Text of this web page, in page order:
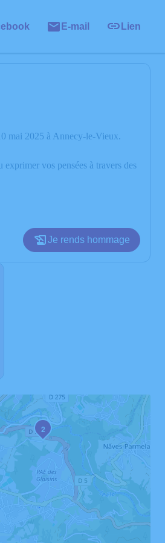
E-mail Lien
mai 2025 à Annecy-le-Vieux.
vos pensées à travers des
Je rends hommage
2